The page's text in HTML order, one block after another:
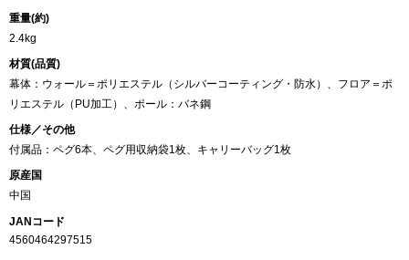
重量(約)
2.4kg
材質(品質)
幕体：ウォール＝ポリエステル（シルバーコーティング・防水）、フロア＝ポ
リエステル（PU加工）、ポール：バネ鋼
仕様／その他
付属品：ペグ6本、ペグ用収納袋1枚、キャリーバッグ1枚
原産国
中国
JANコード
4560464297515